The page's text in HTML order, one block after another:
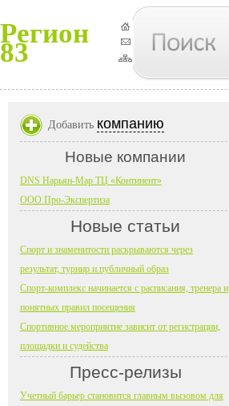
Регион
83
Добавить компанию
Новые компании
DNS Нарьян-Мар ТЦ «Континент»
ООО Про-Экспертиза
Новые статьи
Спорт и знаменитости раскрываются через
результат, турнир и публичный образ
Спорт-комплекс начинается с расписания, тренера и
понятных правил посещения
Спортивное мероприятие зависит от регистрации,
площадки и судейства
Пресс-релизы
Учетный барьер становится главным вызовом для